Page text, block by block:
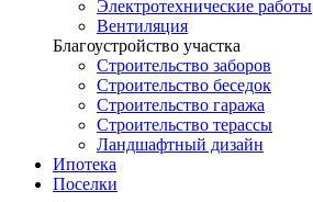
Электротехнические работы
Вентиляция
Благоустройство участка
Строительство заборов
Строительство беседок
Строительство гаража
Строительство терассы
Ландшафтный дизайн
Ипотека
Поселки